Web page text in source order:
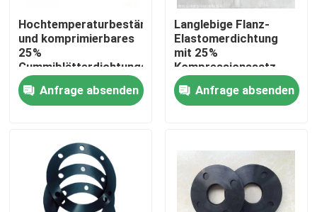
Produkte
Über uns
Hochtemperaturbeständiges
und komprimierbares
25%
Gummiblätterdichtungsset
für Industrie
Anfrage absenden
Langlebige Flanz-
Elastomerdichtung
mit 25%
Kompressionssatz
und ausgezeichneter
Alkalibeständigkeit
Anfrage absenden